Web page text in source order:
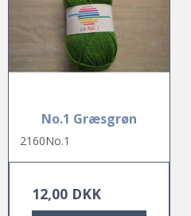
No.1 Græsgrøn
2160No.1
12,00 DKK